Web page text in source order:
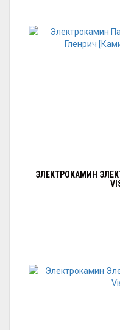
ЭЛЕКТРОКАМИН